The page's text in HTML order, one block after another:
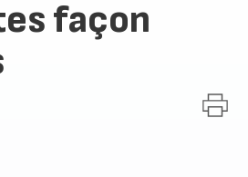
façon